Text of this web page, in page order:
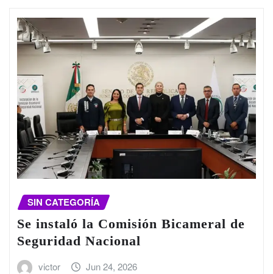
SIN CATEGORÍA
Se instaló la Comisión Bicameral de
Seguridad Nacional
victor Jun 24, 2026